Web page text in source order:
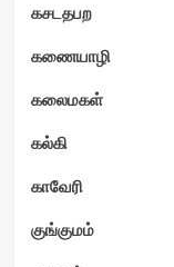
கசடதபற
கணையாழி
கலைமகள்
கல்கி
காவேரி
குங்குமம்